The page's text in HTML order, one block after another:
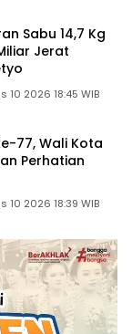
Sabu 14,7 Kg
Jerat
10 2026 18:45 WIB
77, Wali Kota
Perhatian
10 2026 18:39 WIB